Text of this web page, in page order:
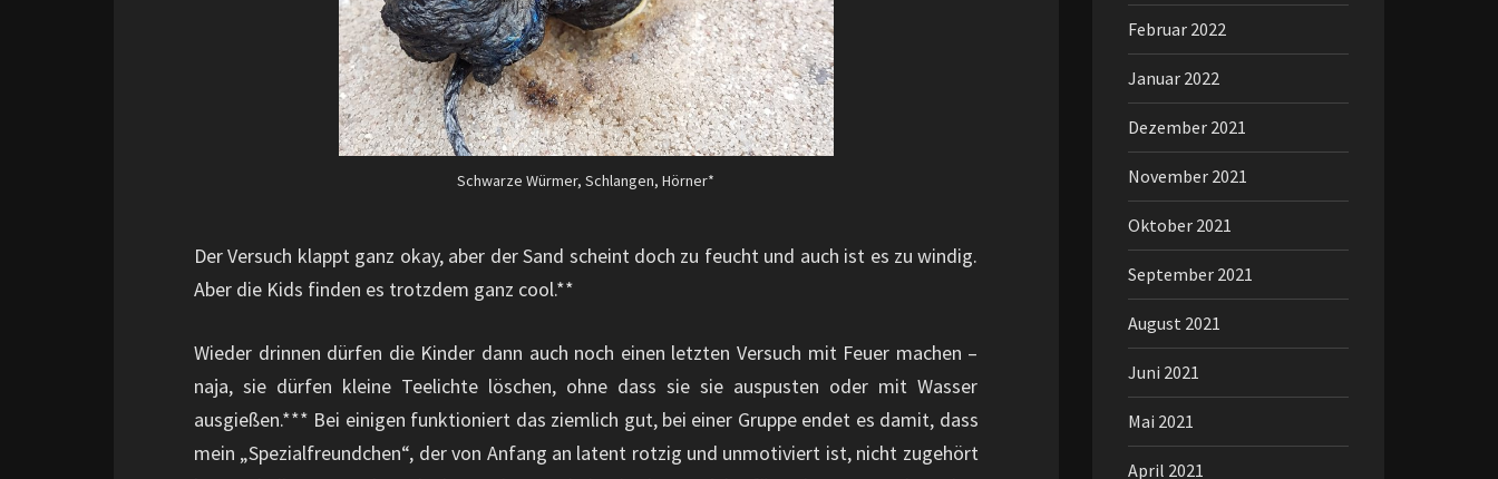
Schwarze Würmer, Schlangen, Hörner*
Der Versuch klappt ganz okay, aber der Sand scheint doch zu feucht und auch ist es zu windig.
Aber die Kids finden es trotzdem ganz cool.**
Wieder drinnen dürfen die Kinder dann auch noch einen letzten Versuch mit Feuer machen –
naja, sie dürfen kleine Teelichte löschen, ohne dass sie sie auspusten oder mit Wasser
ausgießen.*** Bei einigen funktioniert das ziemlich gut, bei einer Gruppe endet es damit, dass
mein „Spezialfreundchen“, der von Anfang an latent rotzig und unmotiviert ist, nicht zugehört
Februar 2022
Januar 2022
Dezember 2021
November 2021
Oktober 2021
September 2021
August 2021
Juni 2021
Mai 2021
April 2021